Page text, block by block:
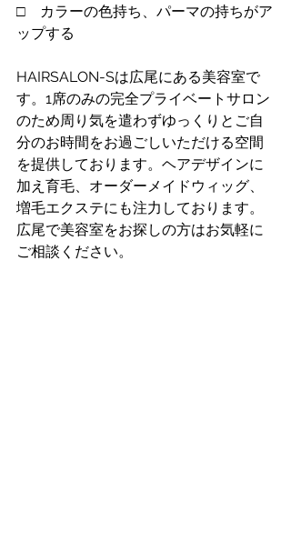
​□　カラーの色持ち、パーマの持ちがア
ップする
HAIRSALON-Sは広尾にある美容室で
す。1席のみの完全プライベートサロン
のため周り気を遣わずゆっくりとご自
分のお時間をお過ごしいただける空間
を提供しております。ヘアデザインに
加え育毛、オーダーメイドウィッグ、
増毛エクステにも注力しております。
広尾で美容室をお探しの方はお気軽に
ご相談ください。